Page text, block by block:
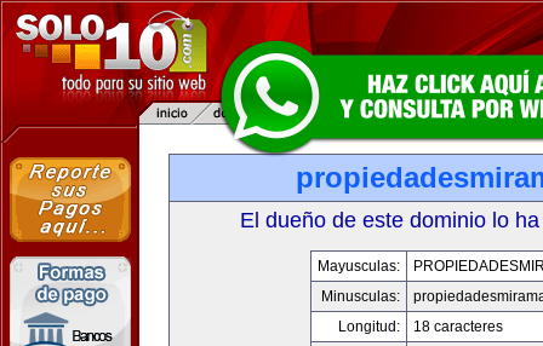
El dueño de este dominio lo
Mayusculas:
Minusculas:
Longitud:
18 caracteres